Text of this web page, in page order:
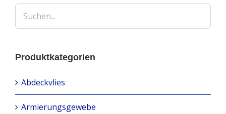
Produktkategorien
Abdeckvlies
Armierungsgewebe